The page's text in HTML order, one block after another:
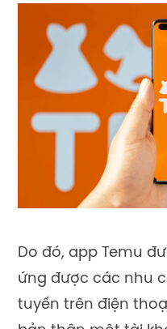
Do đó, app Temu
ứng được các nhu
tuyến trên điện